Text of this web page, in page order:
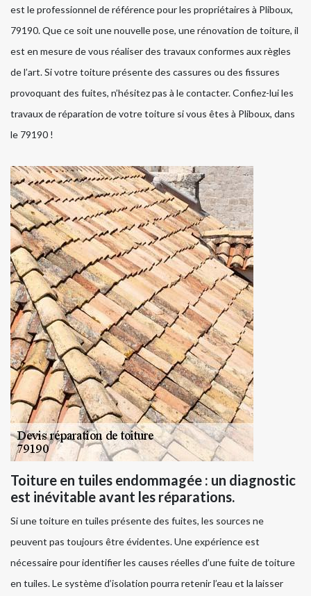
est le professionnel de référence pour les propriétaires à Pliboux,
79190. Que ce soit une nouvelle pose, une rénovation de toiture, il
est en mesure de vous réaliser des travaux conformes aux règles
de l’art. Si votre toiture présente des cassures ou des fissures
provoquant des fuites, n’hésitez pas à le contacter. Confiez-lui les
travaux de réparation de votre toiture si vous êtes à Pliboux, dans
le 79190 !
Toiture en tuiles endommagée : un diagnostic
est inévitable avant les réparations.
Si une toiture en tuiles présente des fuites, les sources ne
peuvent pas toujours être évidentes. Une expérience est
nécessaire pour identifier les causes réelles d’une fuite de toiture
en tuiles. Le système d’isolation pourra retenir l’eau et la laisser